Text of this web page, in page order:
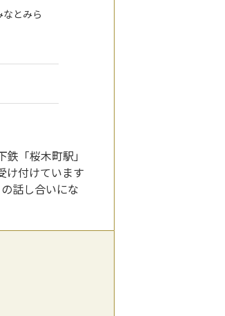
とみら
「桜木町駅」
け付けています
話し合いにな